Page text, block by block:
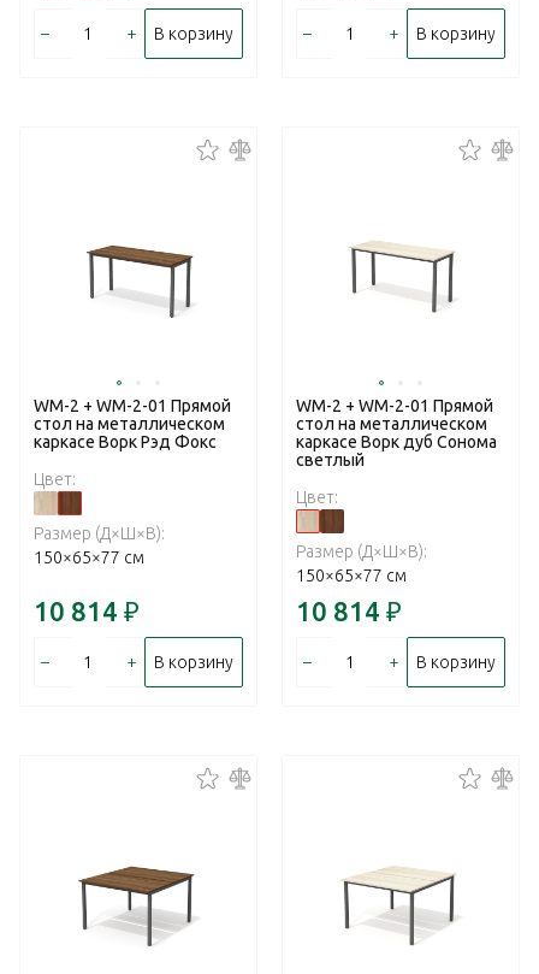
– + В корзину – + В корзину
WM-2 + WM-2-01 Прямой
стол на металлическом
каркасе Ворк Рэд Фокс
Цвет:
Размер (Д×Ш×В):
150×65×77 см
10 814 ₽
– + В корзину
WM-2 + WM-2-01 Прямой
стол на металлическом
каркасе Ворк дуб Сонома
светлый
Цвет:
Размер (Д×Ш×В):
150×65×77 см
10 814 ₽
– + В корзину